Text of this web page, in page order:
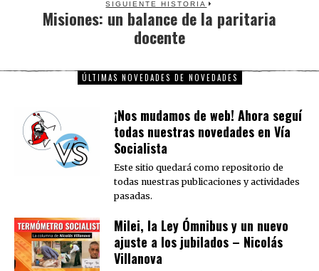
SIGUIENTE HISTORIA
Next
post:
Misiones: un balance de la paritaria
docente
ÚLTIMAS NOVEDADES DE NOVEDADES
¡Nos mudamos de web! Ahora seguí
todas nuestras novedades en Vía
Socialista
Este sitio quedará como repositorio de
todas nuestras publicaciones y actividades
pasadas.
Milei, la Ley Ómnibus y un nuevo
ajuste a los jubilados – Nicolás
Villanova